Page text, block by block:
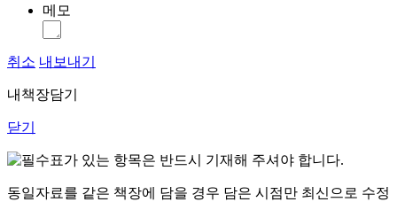
메모
취소 내보내기
내책장담기
닫기
표가 있는 항목은 반드시 기재해 주셔야 합니다.
동일자료를 같은 책장에 담을 경우 담은 시점만 최신으로 수정